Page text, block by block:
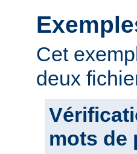
Cet
deux
mots de